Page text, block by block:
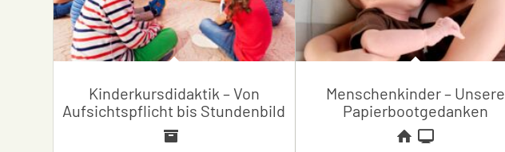
Kinderkursdidaktik – Von
Aufsichtspflicht bis Stundenbild
Menschenkinder – Unsere
Papierbootgedanken